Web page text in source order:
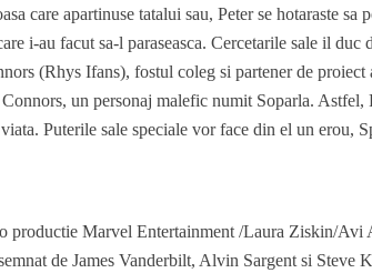
care apartinuse tatalui sau, Peter se hotaraste sa
i-au facut sa-l paraseasca. Cercetarile sale il duc
(Rhys Ifans), fostul coleg si partener de proiect
un personaj malefic numit Soparla. Astfel,
Puterile sale speciale vor face din el un erou,
productie Marvel Entertainment /Laura Ziskin/Avi
de James Vanderbilt, Alvin Sargent si Steve